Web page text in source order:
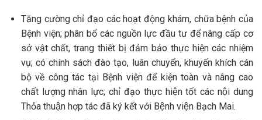
Tăng cường chỉ đạo các hoạt động khám, chữa bệnh của
Bệnh viện; phân bổ các nguồn lực đầu tư để nâng cấp cơ
sở vật chất, trang thiết bị đảm bảo thực hiện các nhiệm
vụ; có chính sách đào tạo, luân chuyển, khuyến khích cán
bộ về công tác tại Bệnh viện để kiện toàn và nâng cao
chất lượng nhân lực; chỉ đạo thực hiện tốt các nội dung
Thỏa thuận hợp tác đã ký kết với Bệnh viện Bạch Mai.